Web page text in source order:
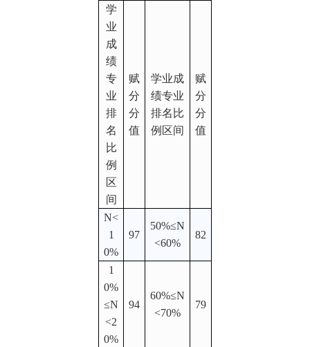
学
业
成
绩
专
业
排
名
比
例
区
间
赋
分
分
值
学业成
绩专业
排名比
例区间
赋
分
分
值
N<
1
0%
97
50%≤N
<60%
82
1
0%
≤N
<2
0%
94
60%≤N
<70%
79